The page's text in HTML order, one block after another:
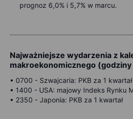
prognoz 6,0% i 5,7% w marcu.
Najważniejsze wydarzenia z
makroekonomicznego (godziny
• 0700 - Szwajcaria: PKB za 1 kwartał
• 1400 - USA: majowy Indeks Rynku
• 2350 - Japonia: PKB za 1 kwartał